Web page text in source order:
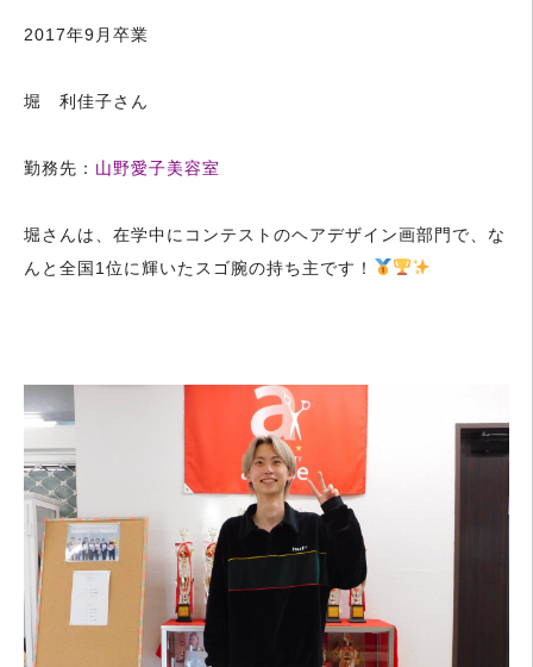
2017年9月卒業
堀 利佳子さん
勤務先： 山野愛子美容室
堀さんは、在学中にコンテストのヘアデザイン画部門で、な
んと全国1位に輝いたスゴ腕の持ち主です！